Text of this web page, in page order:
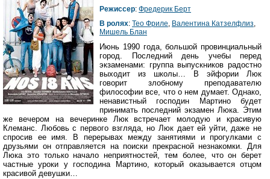
Режиссер: Фредерик Берт
В ролях: Тео Фриле, Валентина Катзелфлиз,
Мишель Блан
Июнь 1990 года, большой провинциальный
город. Последний день учебы перед
экзаменами: группа выпускников радостно
выходит из школы… В эйфории Люк
говорит злобному преподавателю
философии все, что о нем думает. Однако,
ненавистный господин Мартино будет
принимать последний экзамен Люка. Этим
же вечером на вечеринке Люк встречает молодую и красивую
Клеманс. Любовь с первого взгляда, но Люк дает ей уйти, даже не
спросив ее имя. В перерывах между занятиями и прогулками с
друзьями он отправляется на поиски прекрасной незнакомки. Для
Люка это только начало неприятностей, тем более, что он берет
частные уроки у господина Мартино, который оказывается отцом
красивой девушки…